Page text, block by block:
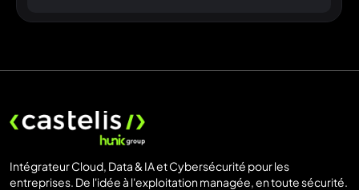
Intégrateur Cloud, Data & IA et Cybersécurité pour les
entreprises. De l'idée à l'exploitation managée, en toute sécurité.